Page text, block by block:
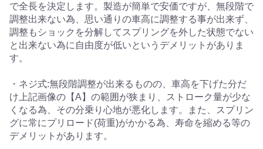
で全長を決定します。製造が簡単で安価ですが、無段階で
調整出来ない為、思い通りの車高に調整する事が出来ず、
調整もショックを分解してスプリングを外した状態でない
と出来ない為に自由度が低いというデメリットがありま
す。
・ネジ式:無段階調整が出来るものの、車高を下げた分だ
け上記画像の【A】の範囲が狭まり、ストローク量が少な
くなる為、その分乗り心地が悪化します。また、スプリン
グに常にプリロード(荷重)がかかる為、寿命を縮める等の
デメリットがあります。